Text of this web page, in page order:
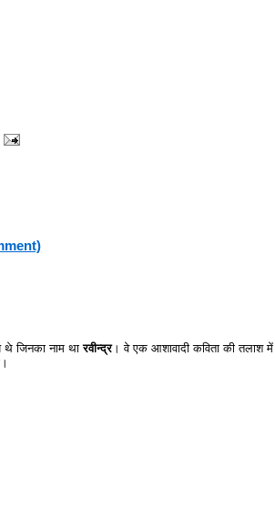
जिनका नाम थारवीन्द्र। वे एक आशावादी कविता की तलाश में